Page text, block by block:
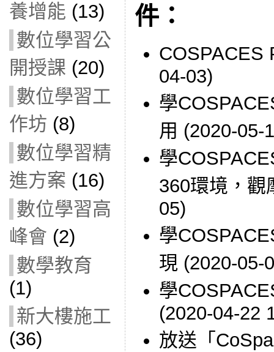
養增能 (13)
數位學習公
開授課 (20)
數位學習工
作坊 (8)
數位學習精
進方案 (16)
數位學習高
峰會 (2)
數學教育
(1)
新大樓施工
(36)
件：
COSPACES
04-03)
學
用 (2020-05-
學
360環境，觀
05)
學
現 (2020-05-
學
(2020-04-22
放送「